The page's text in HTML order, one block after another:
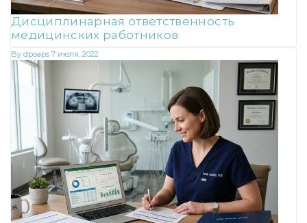
Дисциплинарная ответственность
медицинских работников
By dpoaps 7 июля, 2022